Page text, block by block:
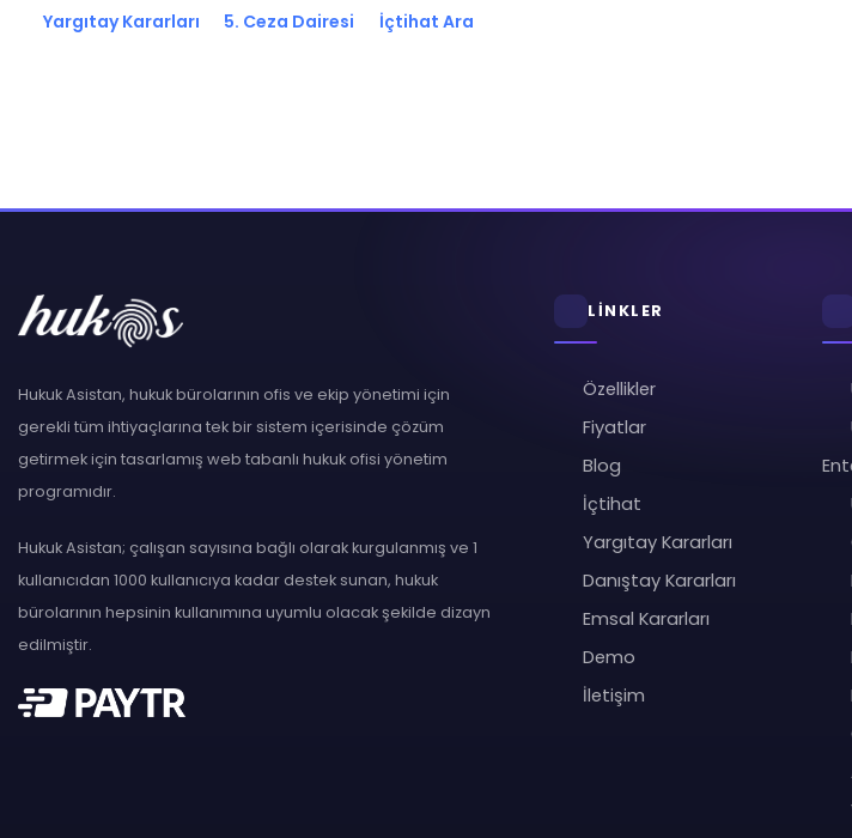
Yargıtay Kararları 5. Ceza Dairesi İçtihat Ara
Hukuk Asistan, hukuk bürolarının ofis ve ekip yönetimi için
gerekli tüm ihtiyaçlarına tek bir sistem içerisinde çözüm
getirmek için tasarlamış web tabanlı hukuk ofisi yönetim
programıdır.
Hukuk Asistan; çalışan sayısına bağlı olarak kurgulanmış ve 1
kullanıcıdan 1000 kullanıcıya kadar destek sunan, hukuk
bürolarının hepsinin kullanımına uyumlu olacak şekilde dizayn
edilmiştir.
LİNKLER
Özellikler
Fiyatlar
Blog
İçtihat
Yargıtay Kararları
Danıştay Kararları
Emsal Kararları
Demo
İletişim